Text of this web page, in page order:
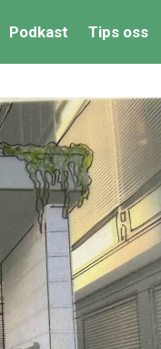
Podkast Tips oss